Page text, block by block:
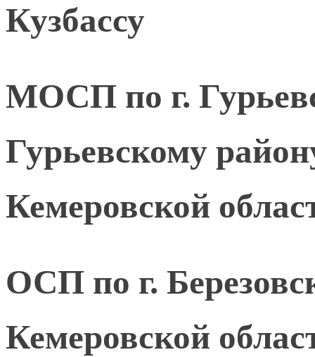
Кузбассу
МОСП по г.
Гурьевскому
Кемеровской
ОСП по г.
Кемеровской